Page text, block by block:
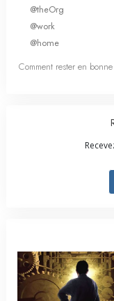
@theOrg
@work
@home
Comment rester en